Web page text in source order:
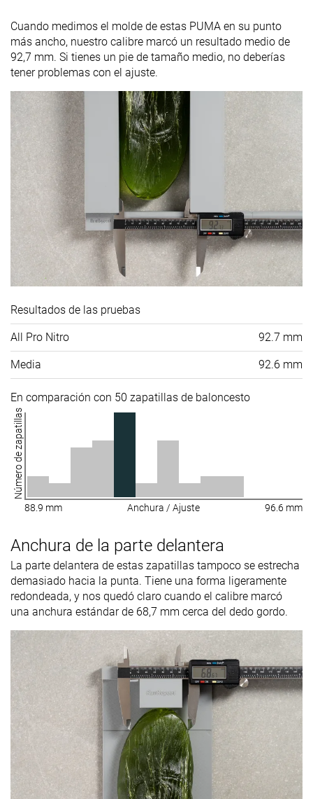
Cuando medimos el molde de estas PUMA en su punto
más ancho, nuestro calibre marcó un resultado medio de
92,7 mm. Si tienes un pie de tamaño medio, no deberías
tener problemas con el ajuste.
Resultados de las pruebas
All Pro Nitro 92.7 mm
Media 92.6 mm
En comparación con 50 zapatillas de baloncesto
Número de zapatillas
88.9 mm Anchura / Ajuste 96.6 mm
Anchura de la parte delantera
La parte delantera de estas zapatillas tampoco se estrecha
demasiado hacia la punta. Tiene una forma ligeramente
redondeada, y nos quedó claro cuando el calibre marcó
una anchura estándar de 68,7 mm cerca del dedo gordo.